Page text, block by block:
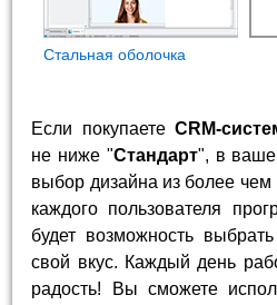
Стальная оболочка
Если покупаете CRM-
не ниже "Стандарт", в
выбор дизайна из более чем
каждого пользователя
будет возможность
свой вкус. Каждый день
радость! Вы сможете